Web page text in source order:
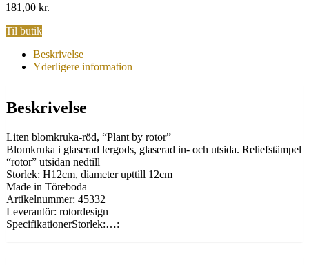
181,00 kr.
Til butik
Beskrivelse
Yderligere information
Beskrivelse
Liten blomkruka-röd, “Plant by rotor”
Blomkruka i glaserad lergods, glaserad in- och utsida. Reliefstämpel
“rotor” utsidan nedtill
Storlek: H12cm, diameter upttill 12cm
Made in Töreboda
Artikelnummer: 45332
Leverantör: rotordesign
SpecifikationerStorlek:…: